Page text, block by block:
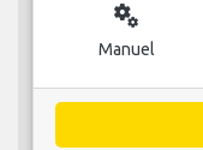
miscellaneous_services
Manuel